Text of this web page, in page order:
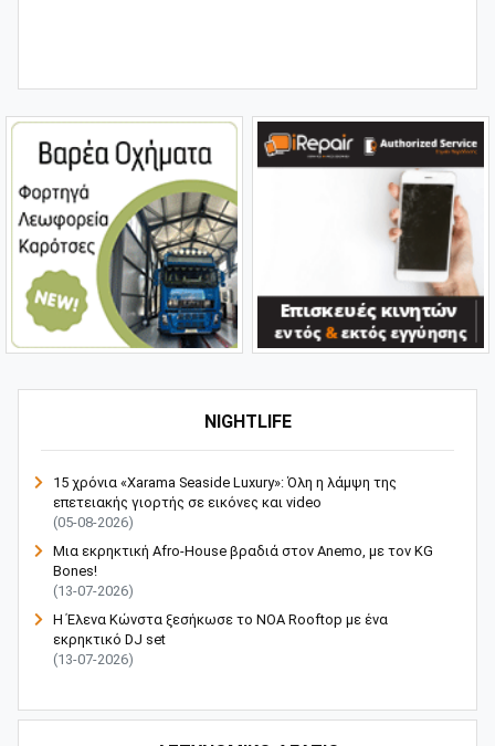
NIGHTLIFE
15 χρόνια «Xarama Seaside Luxury»: Όλη η λάμψη της
επετειακής γιορτής σε εικόνες και video
(05-08-2026)
Μια εκρηκτική Afro-House βραδιά στον Anemo, με τον KG
Bones!
(13-07-2026)
Η Έλενα Κώνστα ξεσήκωσε το NOA Rooftop με ένα
εκρηκτικό DJ set
(13-07-2026)